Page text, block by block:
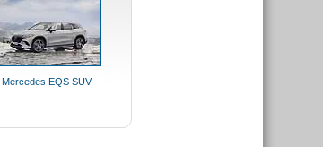
Mercedes EQS SUV